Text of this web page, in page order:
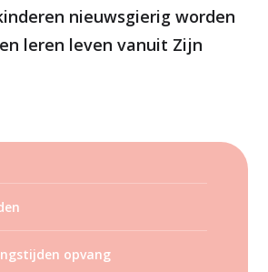
nieuwsgierig worden
leren leven vanuit Zijn
opvang